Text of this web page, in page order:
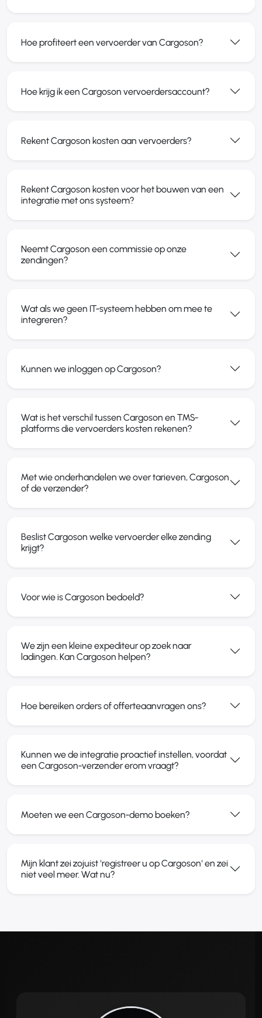
Hoe profiteert een vervoerder van Cargoson?
Hoe krijg ik een Cargoson vervoerdersaccount?
Rekent Cargoson kosten aan vervoerders?
Rekent Cargoson kosten voor het bouwen van een
integratie met ons systeem?
Neemt Cargoson een commissie op onze
zendingen?
Wat als we geen IT-systeem hebben om mee te
integreren?
Kunnen we inloggen op Cargoson?
Wat is het verschil tussen Cargoson en TMS-
platforms die vervoerders kosten rekenen?
Met wie onderhandelen we over tarieven, Cargoson
of de verzender?
Beslist Cargoson welke vervoerder elke zending
krijgt?
Voor wie is Cargoson bedoeld?
We zijn een kleine expediteur op zoek naar
ladingen. Kan Cargoson helpen?
Hoe bereiken orders of offerteaanvragen ons?
Kunnen we de integratie proactief instellen, voordat
een Cargoson-verzender erom vraagt?
Moeten we een Cargoson-demo boeken?
Mijn klant zei zojuist 'registreer u op Cargoson' en zei
niet veel meer. Wat nu?